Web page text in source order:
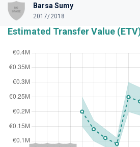
Barsa Sumy
2017/2018
Estimated Transfer Value